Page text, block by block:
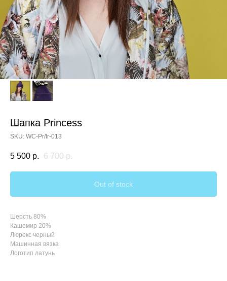
Шапка Princess
SKU: WC-Pr/lr-013
5 500 р. 6 700 р.
Out of stock
Шерсть 80%
Кашемир 20%
Люрекс черный
Машинная вязка
Логотип латунь